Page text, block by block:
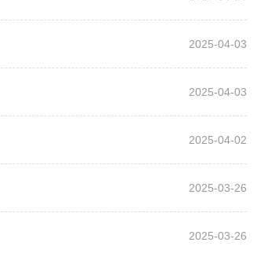
2025-04-03
2025-04-03
2025-04-02
2025-03-26
2025-03-26